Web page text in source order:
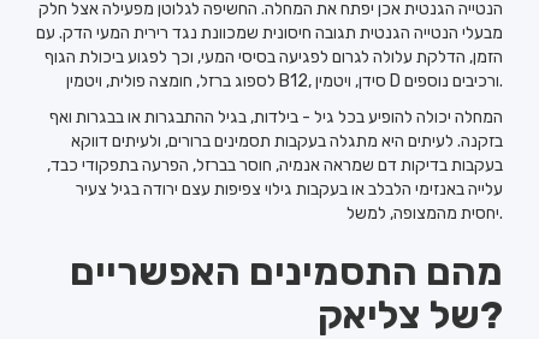
הנטייה הגנטית אכן יפתח את המחלה. החשיפה לגלוטן מפעילה אצל חלק
מבעלי הנטייה הגנטית תגובה חיסונית שמכוונת נגד רירית המעי הדק. עם
הזמן, הדלקת עלולה לגרום לפגיעה בסיסי המעי, וכך לפגוע ביכולת הגוף
לספוג ברזל, חומצה פולית, ויטמין B12, סידן, ויטמין D ורכיבים נוספים.
המחלה יכולה להופיע בכל גיל - בילדות, בגיל ההתבגרות או בבגרות ואף
בזקנה. לעיתים היא מתגלה בעקבות תסמינים ברורים, ולעיתים דווקא
בעקבות בדיקות דם שמראה אנמיה, חוסר בברזל, הפרעה בתפקודי כבד,
עלייה באנזימי הלבלב או בעקבות גילוי צפיפות עצם ירודה בגיל צעיר
יחסית מהמצופה, למשל.
מהם התסמינים האפשריים
של צליאק?